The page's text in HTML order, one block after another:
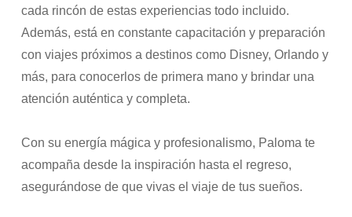
cada rincón de estas experiencias todo incluido.
Además, está en constante capacitación y preparación
con viajes próximos a destinos como Disney, Orlando y
más, para conocerlos de primera mano y brindar una
atención auténtica y completa.
Con su energía mágica y profesionalismo, Paloma te
acompaña desde la inspiración hasta el regreso,
asegurándose de que vivas el viaje de tus sueños.